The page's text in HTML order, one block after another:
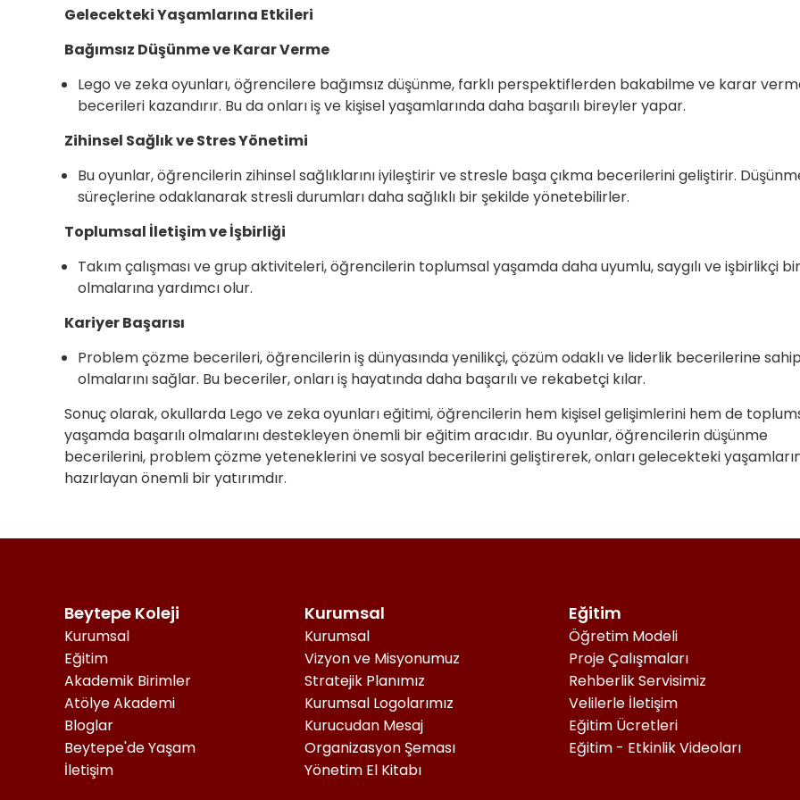
Gelecekteki Yaşamlarına Etkileri
Bağımsız Düşünme ve Karar Verme
Lego ve zeka oyunları, öğrencilere bağımsız düşünme, farklı perspektiflerden bakabilme ve karar
becerileri kazandırır. Bu da onları iş ve kişisel yaşamlarında daha başarılı bireyler yapar.
Zihinsel Sağlık ve Stres Yönetimi
Bu oyunlar, öğrencilerin zihinsel sağlıklarını iyileştirir ve stresle başa çıkma becerilerini geliştirir.
süreçlerine odaklanarak stresli durumları daha sağlıklı bir şekilde yönetebilirler.
Toplumsal İletişim ve İşbirliği
Takım çalışması ve grup aktiviteleri, öğrencilerin toplumsal yaşamda daha uyumlu, saygılı ve işbirlikçi
olmalarına yardımcı olur.
Kariyer Başarısı
Problem çözme becerileri, öğrencilerin iş dünyasında yenilikçi, çözüm odaklı ve liderlik becerilerine sahip
olmalarını sağlar. Bu beceriler, onları iş hayatında daha başarılı ve rekabetçi kılar.
Sonuç olarak, okullarda Lego ve zeka oyunları eğitimi, öğrencilerin hem kişisel gelişimlerini hem de
yaşamda başarılı olmalarını destekleyen önemli bir eğitim aracıdır. Bu oyunlar, öğrencilerin düşünme
becerilerini, problem çözme yeteneklerini ve sosyal becerilerini geliştirerek, onları gelecekteki
hazırlayan önemli bir yatırımdır.
Beytepe Koleji
Kurumsal
Eğitim
Akademik Birimler
Atölye Akademi
Bloglar
Beytepe'de Yaşam
İletişim
Kurumsal
Kurumsal
Vizyon ve Misyonumuz
Stratejik Planımız
Kurumsal Logolarımız
Kurucudan Mesaj
Organizasyon Şeması
Yönetim El Kitabı
Eğitim
Öğretim Modeli
Proje Çalışmaları
Rehberlik Servisimiz
Velilerle İletişim
Eğitim Ücretleri
Eğitim - Etkinlik Videoları